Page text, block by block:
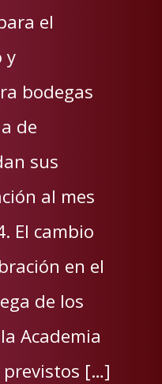
el
y
bodegas
de
sus
al mes
El cambio
en el
de los
Academia
previstos […]